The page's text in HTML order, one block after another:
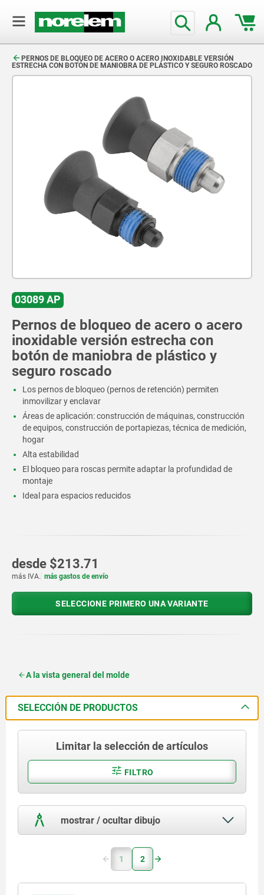
PERNOS DE BLOQUEO DE ACERO O ACERO INOXIDABLE VERSIÓN
ESTRECHA CON BOTÓN DE MANIOBRA DE PLÁSTICO Y SEGURO ROSCADO
03089 AP
Pernos de bloqueo de acero o acero
inoxidable versión estrecha con
botón de maniobra de plástico y
seguro roscado
Los pernos de bloqueo (pernos de retención) permiten
inmovilizar y enclavar
Áreas de aplicación: construcción de máquinas, construcción
de equipos, construcción de portapiezas, técnica de medición,
hogar
Alta estabilidad
El bloqueo para roscas permite adaptar la profundidad de
montaje
Ideal para espacios reducidos
desde $213.71
más IVA. más gastos de envío
SELECCIONE PRIMERO UNA VARIANTE
A la vista general del molde
SELECCIÓN DE PRODUCTOS
Limitar la selección de artículos
FILTRO
mostrar / ocultar dibujo
1 2